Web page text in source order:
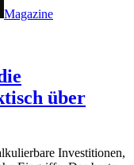
Magazine
über
Investitionen,